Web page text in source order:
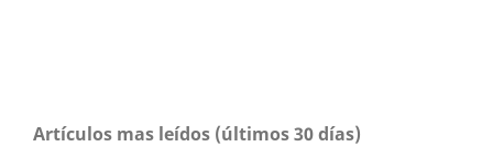
Artículos mas leídos (últimos 30 días)